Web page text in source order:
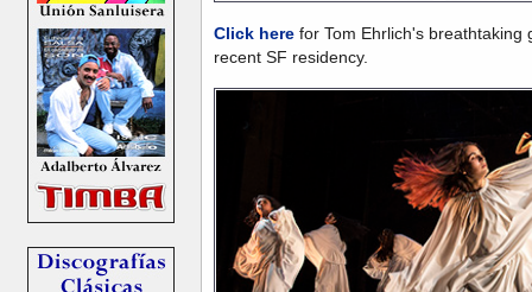
Click here for Tom Ehrlich's
recent SF residency.